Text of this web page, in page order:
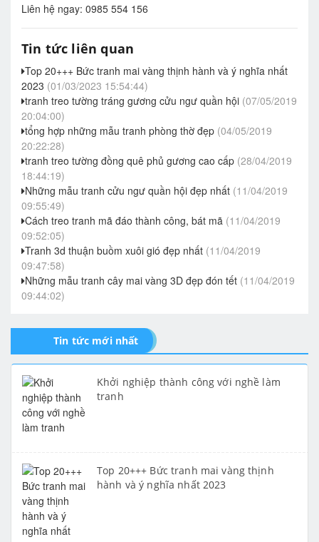
Liên hệ ngay: 0985 554 156
Tin tức liên quan
Top 20+++ Bức tranh mai vàng thịnh hành và ý nghĩa nhất
2023 (01/03/2023 15:54:44)
tranh treo tường tráng gương cửu ngư quần hội (07/05/2019
20:04:00)
tổng hợp những mẫu tranh phòng thờ đẹp (04/05/2019
20:22:28)
tranh treo tường đồng quê phủ gương cao cấp (28/04/2019
18:44:19)
Những mẫu tranh cửu ngư quần hội đẹp nhất (11/04/2019
09:55:49)
Cách treo tranh mã đáo thành công, bát mã (11/04/2019
09:52:05)
Tranh 3d thuận buồm xuôi gió đẹp nhất (11/04/2019
09:47:58)
Những mẫu tranh cây mai vàng 3D đẹp đón tết (11/04/2019
09:44:02)
Tin tức mới nhất
Khởi nghiệp thành công với nghề làm
tranh
Top 20+++ Bức tranh mai vàng thịnh
hành và ý nghĩa nhất 2023